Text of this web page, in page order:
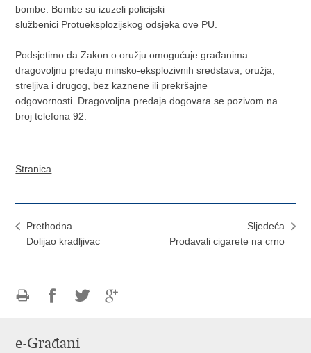
bombe. Bombe su izuzeli policijski
službenici Protueksplozijskog odsjeka ove PU.
Podsjetimo da Zakon o oružju omogućuje građanima
dragovoljnu predaju minsko-eksplozivnih sredstava, oružja,
streljiva i drugog, bez kaznene ili prekršajne
odgovornosti. Dragovoljna predaja dogovara se pozivom na
broj telefona 92.
Stranica
Prethodna
Dolijao kradljivac
Sljedeća
Prodavali cigarete na crno
FacebookuTwitteru
e-Građani